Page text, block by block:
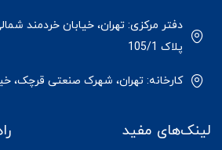
دفتر مرکزی: تهران، خیابان خردمند
پلاک 105/1
کارخانه: تهران، شهرک صنعتی قرچک، خیابان
لینک‌های مفید